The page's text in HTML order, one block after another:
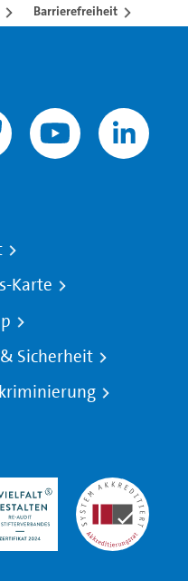
Barrierefreiheit
Karte
Sicherheit